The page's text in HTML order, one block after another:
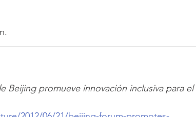
Beijing promueve innovación inclusiva para el